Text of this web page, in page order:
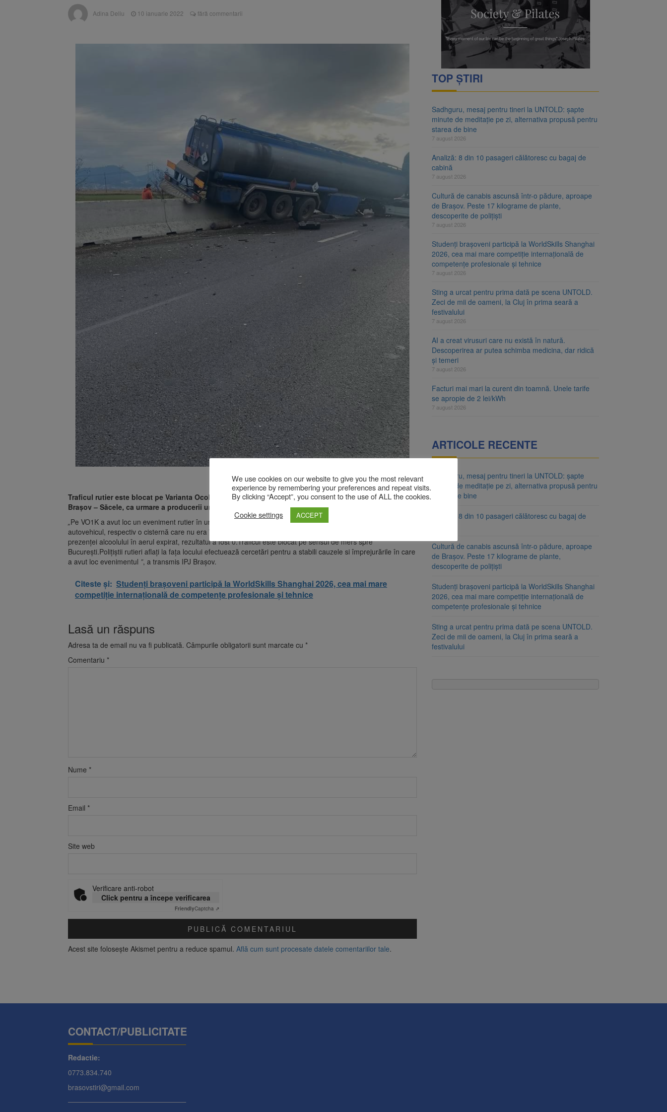
AI a creat virusuri care nu există în natură. Descoperirea ar putea schimba medicina, dar ridică și temeri
Sadhguru, mesaj pentru tineri la UNTOLD: șapte minute de meditație pe zi, alternativa propusă pentru
Adina Deliu 10 ianuarie 2022 fără commentarii
Traficul rutier este blocat pe Varianta Ocolitoare a municipiului Brașov (VO1K), pe sensul de deplasare
Brașov – Săcele, ca urmare a producerii unui accident rutier.
„Pe VO1K a avut loc un eveniment rutier în urma căruia nu au rezultat victime, fiind implicat un singur
autovehicul, respectiv o cisternă care nu era încărcată.La testarea conducătorului auto din punct de vedere al
prezenței alcoolului în aerul expirat, rezultatul a fost 0.Traficul este blocat pe sensul de mers spre
București.Polițiștii rutieri aflați la fața locului efectuează cercetări pentru a stabili cauzele si împrejurările în care
a avut loc evenimentul ”, a transmis IPJ Braşov.
Citeste și: Studenți brașoveni participă la WorldSkills Shanghai 2026, cea mai mare
competiție internațională de competențe profesionale și tehnice
Lasă un răspuns
Adresa ta de email nu va fi publicată. Câmpurile obligatorii sunt marcate cu *
Comentariu *
Nume *
Email *
Site web
Verificare anti-robot
Click pentru a începe verificarea
FriendlyCaptcha ⇗
Acest site folosește Akismet pentru a reduce spamul. Află cum sunt procesate datele comentariilor tale.
TOP ȘTIRI
Sadhguru, mesaj pentru tineri la UNTOLD: șapte
minute de meditație pe zi, alternativa propusă pentru
starea de bine
7 august 2026
Analiză: 8 din 10 pasageri călătoresc cu bagaj de
cabină
7 august 2026
Cultură de canabis ascunsă într-o pădure, aproape
de Brașov. Peste 17 kilograme de plante,
descoperite de polițiști
7 august 2026
Studenți brașoveni participă la WorldSkills Shanghai
2026, cea mai mare competiție internațională de
competențe profesionale și tehnice
7 august 2026
Sting a urcat pentru prima dată pe scena UNTOLD.
Zeci de mii de oameni, la Cluj în prima seară a
festivalului
7 august 2026
AI a creat virusuri care nu există în natură.
Descoperirea ar putea schimba medicina, dar ridică
și temeri
7 august 2026
Facturi mai mari la curent din toamnă. Unele tarife
se apropie de 2 lei/kWh
7 august 2026
ARTICOLE RECENTE
Sadhguru, mesaj pentru tineri la UNTOLD: șapte
minute de meditație pe zi, alternativa propusă pentru
starea de bine
Analiză: 8 din 10 pasageri călătoresc cu bagaj de
Cultură de canabis ascunsă într-o pădure, aproape
de Brașov. Peste 17 kilograme de plante,
descoperite de polițiști
Studenți brașoveni participă la WorldSkills Shanghai
2026, cea mai mare competiție internațională de
competențe profesionale și tehnice
Sting a urcat pentru prima dată pe scena UNTOLD.
Zeci de mii de oameni, la Cluj în prima seară a
festivalului
CONTACT/PUBLICITATE
Redactie:
0773.834.740
brasovstiri@gmail.com
We use cookies on our website to give you the most relevant
experience by remembering your preferences and repeat visits.
By clicking “Accept”, you consent to the use of ALL the cookies.
Cookie settings
ACCEPT